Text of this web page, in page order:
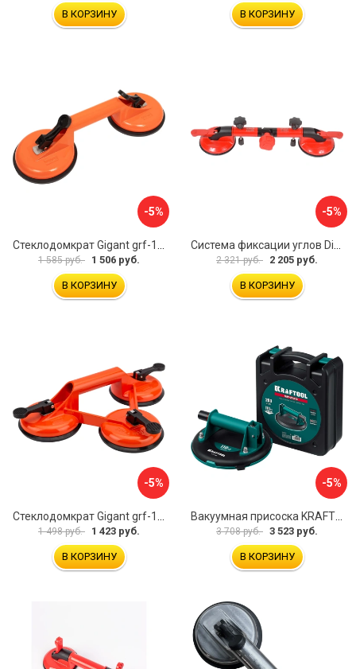
В КОРЗИНУ В КОРЗИНУ
-5%
1 585 руб. 1 506 руб.
В КОРЗИНУ
-5%
2 321 руб. 2 205 руб.
В КОРЗИНУ
-5%
1 498 руб. 1 423 руб.
В КОРЗИНУ
-5%
3 708 руб. 3 523 руб.
В КОРЗИНУ